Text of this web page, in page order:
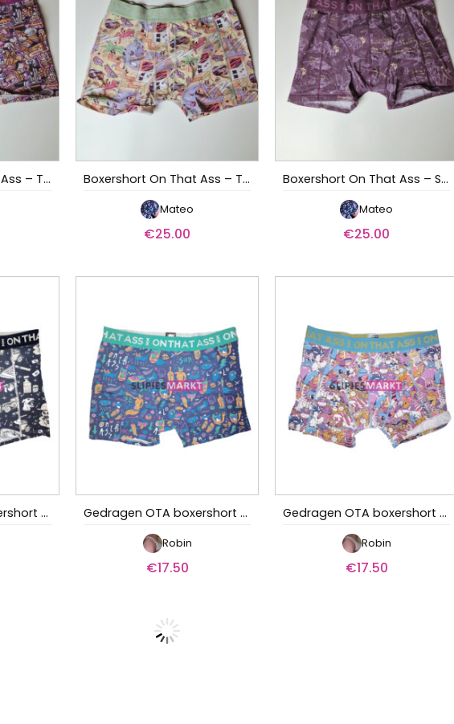
Boxershort On That Ass – Trick Boxershort On That Ass – Tickle
Mateo
€25.00
Boxershort On That Ass – Supreme
Mateo
€25.00
Gedragen OTA boxershort – De bendeleider Gedragen OTA boxershort – Het zoete leven
Robin
€17.50
Gedragen OTA boxershort – Zoete verleiding
Robin
€17.50